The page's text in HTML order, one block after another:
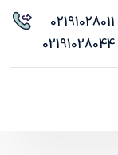
02191028011
02191028044